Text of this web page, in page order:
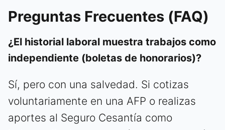
Preguntas Frecuentes (FAQ)
¿El historial laboral muestra trabajos como
independiente (boletas de honorarios)?
Sí, pero con una salvedad. Si cotizas
voluntariamente en una AFP o realizas
aportes al Seguro Cesantía como